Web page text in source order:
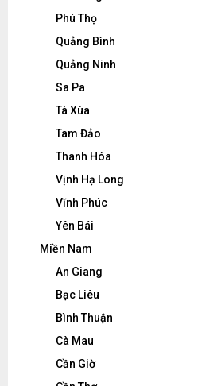
Phú Thọ
Quảng Bình
Quảng Ninh
Sa Pa
Tà Xùa
Tam Đảo
Thanh Hóa
Vịnh Hạ Long
Vĩnh Phúc
Yên Bái
Miền Nam
An Giang
Bạc Liêu
Bình Thuận
Cà Mau
Cần Giờ